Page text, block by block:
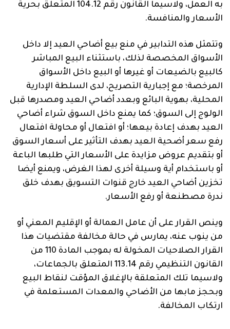
به العمل، ولاسيما القانون رقم 104.12 المتعلق بحرية
الأسعار والمنافسة.
وتتمثل هذه التدابير في منع بيع أضاحي العيد إلا داخل
الأسواق المخصصة لذلك، باستثناء البيع المباشر
كالبيع بالضيعات أو غيرها أو البيع داخل الأسواق
المرخصة؛ مع إجبارية التصريح، لدى السلطة الإدارية
المحلية، بهوية البائع وبعدد أضاحي العيد ومصدرها قبل
الولوج إلى السوق؛ كما يمنع داخل السوق شراء أضاحي
العيد بهدف إعادة بيعها؛ أو افتعال أو محاولة افتعال
رفع سعر أضحية العيد بهدف التأثير على أسعار السوق
أو بتقديم عروض مزايدة على الأسعار التي طلبها الباعة
أو باستخدام أية وسيلة أخرى لهذا الغرض، ويمنع أيضا
تخزين أضاحي العيد خارج قنوات التسويق بهدف خلق
ندرة مصطنعة أو رفع الأسعار.
وينص القرار على أن عامل العمالة أو الإقليم المعني أو
من ينوب عنه، يمارس في حالة مخالفة مقتضيات هذا
القرار الصلاحيات المخولة له بموجب المادة 110 من
القانون التنظيمي رقم 113.14 المتعلق بالجماعات،
ولاسيما تلك المتعلقة بالإغلاق المؤقت لنقاط البيع
وبحجز مابها من الأضاحي والمعدات المستعلمة في
ارتكاب المخالفة.